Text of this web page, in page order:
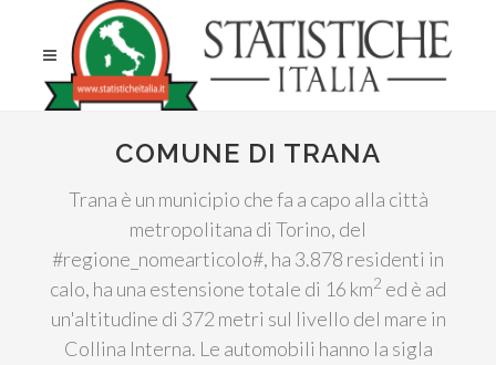
COMUNE DI TRANA
Trana è un municipio che fa a capo alla città
metropolitana di Torino, del
#regione_nomearticolo#, ha 3.878 residenti in
calo, ha una estensione totale di 16 km2 ed è ad
un'altitudine di 372 metri sul livello del mare in
Collina Interna. Le automobili hanno la sigla